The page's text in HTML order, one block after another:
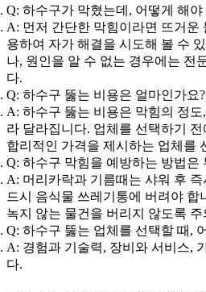
Q: 하수구가 막혔는데, 어떻게 해야
A: 먼저 간단한 막힘이라면 뜨거운
용하여 자가 해결을 시도해 볼 수
나, 원인을 알 수 없는 경우에는 전
다.
Q: 하수구 뚫는 비용은 얼마인가요?
A: 하수구 뚫는 비용은 막힘의 정
라 달라집니다. 업체를 선택하기
합리적인 가격을 제시하는 업체를
Q: 하수구 막힘을 예방하는 방법은
A: 머리카락과 기름때는 샤워 후
드시 음식물 쓰레기통에 버려야
녹지 않는 물건을 버리지 않도록
Q: 하수구 뚫는 업체를 선택할 때,
A: 경험과 기술력, 장비와 서비스,
다.